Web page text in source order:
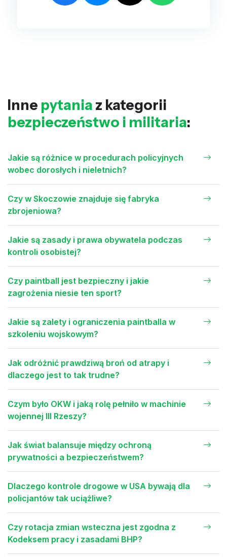
Inne pytania z kategorii
bezpieczeństwo i militaria:
Jakie są różnice w procedurach policyjnych
wobec dorosłych i nieletnich?
Czy w Skoczowie znajduje się fabryka
zbrojeniowa?
Jakie są zasady i prawa obywatela podczas
kontroli osobistej?
Czy paintball jest bezpieczny i jakie
zagrożenia niesie ten sport?
Jakie są zalety i ograniczenia paintballa w
szkoleniu wojskowym?
Jak odróżnić prawdziwą broń od atrapy i
dlaczego jest to tak trudne?
Czym było OKW i jaką rolę pełniło w machinie
wojennej III Rzeszy?
Jak świat balansuje między ochroną
prywatności a bezpieczeństwem?
Dlaczego kontrole drogowe w USA bywają dla
policjantów tak uciążliwe?
Czy rotacja zmian wsteczna jest zgodna z
Kodeksem pracy i zasadami BHP?